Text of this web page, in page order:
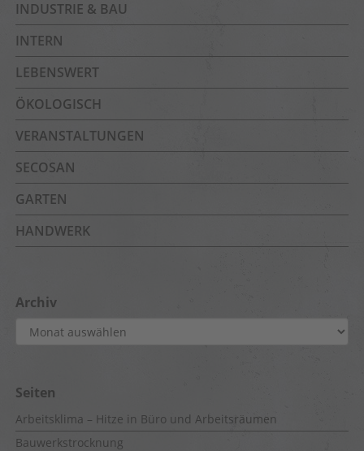
INDUSTRIE & BAU
INTERN
LEBENSWERT
ÖKOLOGISCH
VERANSTALTUNGEN
SECOSAN
GARTEN
HANDWERK
Archiv
Archiv
Seiten
Arbeitsklima – Hitze in Büro und Arbeitsräumen
Bauwerkstrocknung